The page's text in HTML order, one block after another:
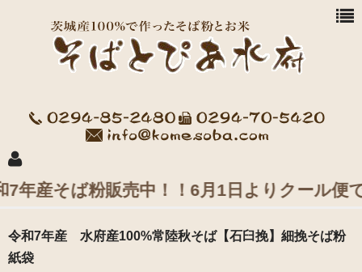
そば粉販売中！！6月1日よりクール便での
商品一覧
お買い物方法
令和7年産 水府産100%常陸秋そば【石臼挽】細挽そば粉
紙袋